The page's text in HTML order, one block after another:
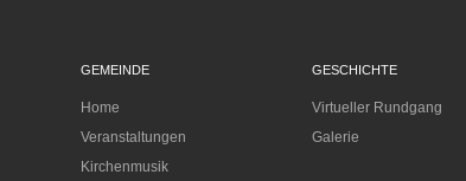
GEMEINDE
Home
Veranstaltungen
Kirchenmusik
GESCHICHTE
Virtueller Rundgang
Galerie